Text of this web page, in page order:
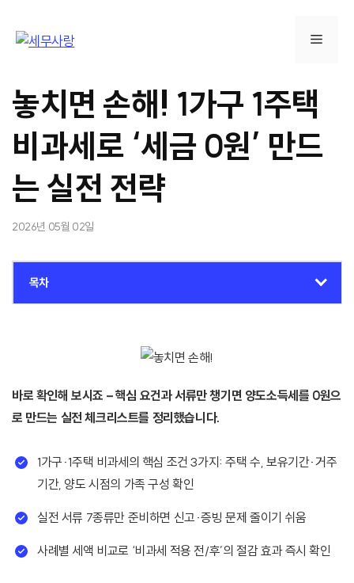
메
놓치면 손해! 1가구 1주택
비과세로 ‘세금 0원’ 만드
는 실전 전략
2026년 05월 02일
목차
바로 확인해 보시죠 – 핵심 요건과 서류만 챙기면 양도소득세를 0원으
로 만드는 실전 체크리스트를 정리했습니다.
1가구·1주택 비과세의 핵심 조건 3가지: 주택 수, 보유기간·거주
기간, 양도 시점의 가족 구성 확인
실전 서류 7종류만 준비하면 신고·증빙 문제 줄이기 쉬움
사례별 세액 비교로 ‘비과세 적용 전/후’의 절감 효과 즉시 확인